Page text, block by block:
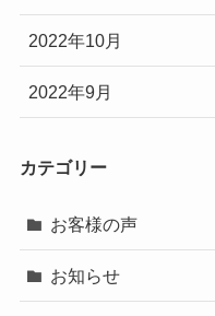
2022年10月
2022年9月
カテゴリー
お客様の声
お知らせ